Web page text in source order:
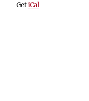
GetiCal